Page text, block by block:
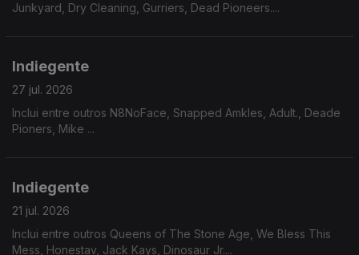
Junkyard, Dry Cleaning, Gurriers, Dead Pioneers....
Indiegente
27 jul. 2026
Inclui entre outros N8NoFace, Snapped Amkles, Adult., Deade
Pioners, Mike ...
Indiegente
21 jul. 2026
Inclui entre outros Queens of The Stone Age, We Bless This
Mess, Honestav, Jack Kays, Dinosaur Jr....